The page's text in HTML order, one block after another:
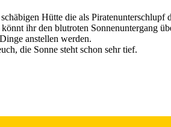
Hütte die als Piratenunterschlupf
ihr den blutroten Sonnenuntergang
anstellen werden.
die Sonne steht schon sehr tief.